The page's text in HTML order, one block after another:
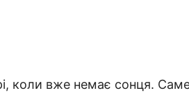
коли вже немає сонця.